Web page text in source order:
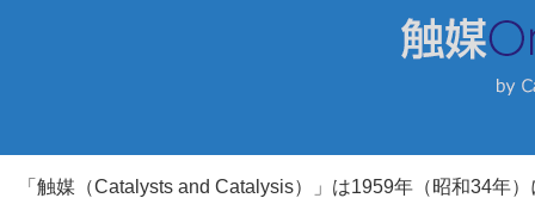
「触媒（Catalysts and Catalysis）」は1959年（昭和34年